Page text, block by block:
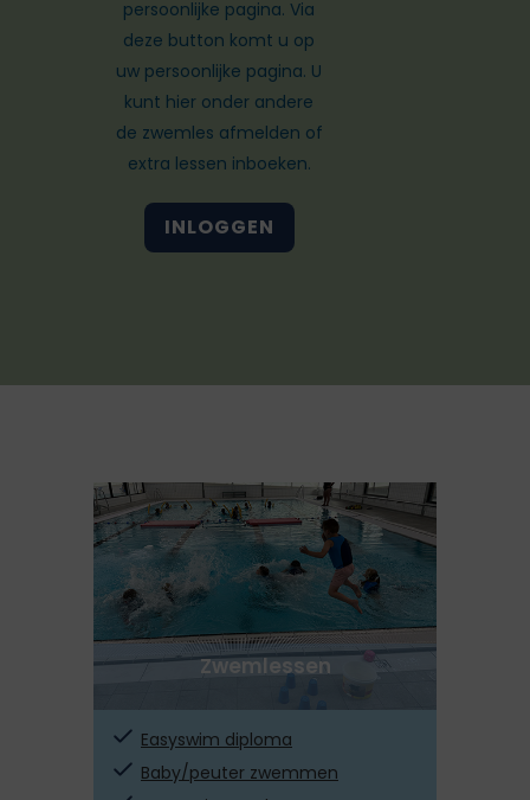
persoonlijke pagina. Via
deze button komt u op
uw persoonlijke pagina. U
kunt hier onder andere
de zwemles afmelden of
extra lessen inboeken.
INLOGGEN
Zwemlessen
Easyswim diploma
Baby/peuter zwemmen